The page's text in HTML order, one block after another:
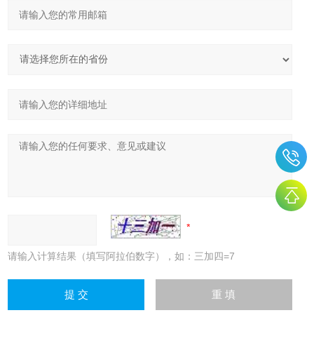
请输入计算结果（填写阿拉伯数字），如：三加四=7